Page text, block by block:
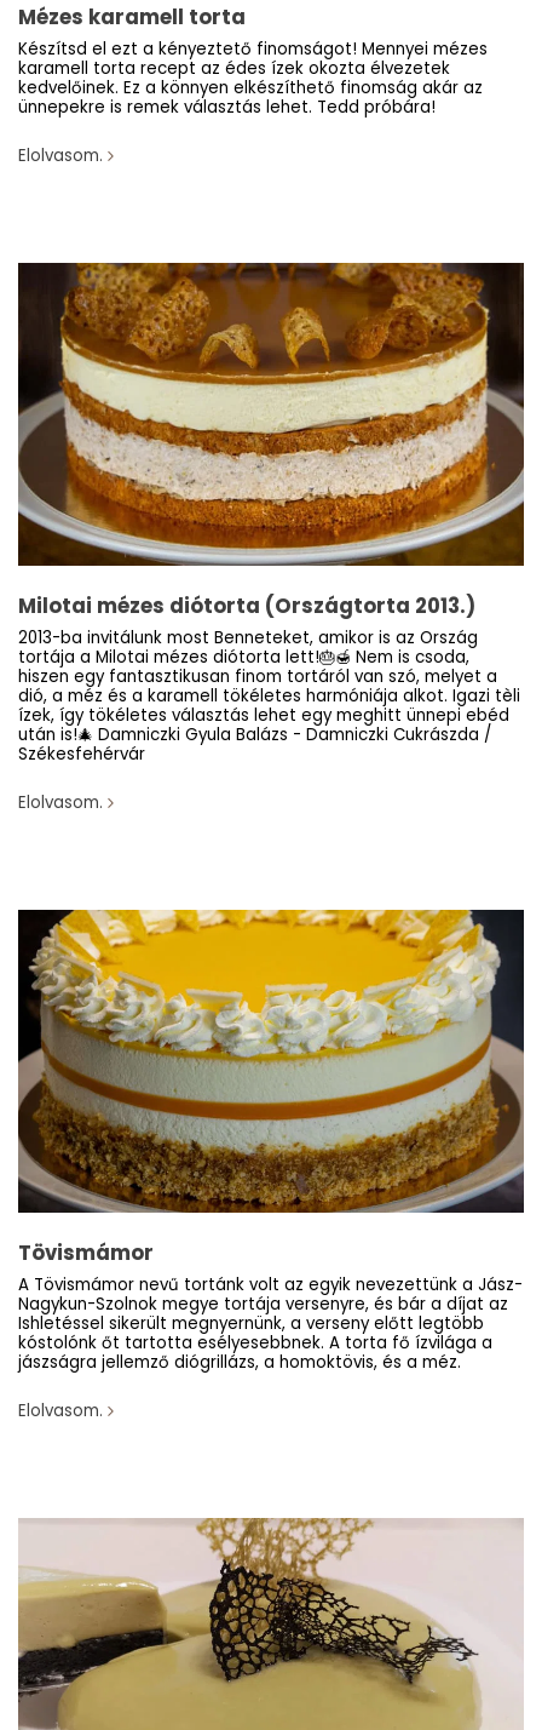
Mézes karamell torta
Készítsd el ezt a kényeztető finomságot! Mennyei mézes
karamell torta recept az édes ízek okozta élvezetek
kedvelőinek. Ez a könnyen elkészíthető finomság akár az
ünnepekre is remek választás lehet. Tedd próbára!
Elolvasom.
Milotai mézes diótorta (Országtorta 2013.)
2013-ba invitálunk most Benneteket, amikor is az Ország
tortája a Milotai mézes diótorta lett!🎂🍯 Nem is csoda,
hiszen egy fantasztikusan finom tortáról van szó, melyet a
dió, a méz és a karamell tökéletes harmóniája alkot. Igazi tèli
ízek, így tökéletes választás lehet egy meghitt ünnepi ebéd
után is!🎄 Damniczki Gyula Balázs - Damniczki Cukrászda /
Székesfehérvár
Elolvasom.
Tövismámor
A Tövismámor nevű tortánk volt az egyik nevezettünk a Jász-
Nagykun-Szolnok megye tortája versenyre, és bár a díjat az
Ishletéssel sikerült megnyernünk, a verseny előtt legtöbb
kóstolónk őt tartotta esélyesebbnek. A torta fő ízvilága a
jászságra jellemző diógrillázs, a homoktövis, és a méz.
Elolvasom.